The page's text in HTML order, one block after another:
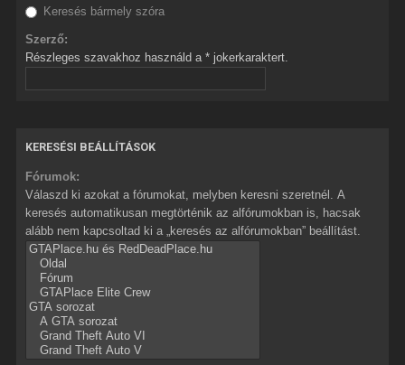
Keresés bármely szóra
Szerző:
Részleges szavakhoz használd a * jokerkaraktert.
KERESÉSI BEÁLLÍTÁSOK
Fórumok:
Válaszd ki azokat a fórumokat, melyben keresni szeretnél. A
keresés automatikusan megtörténik az alfórumokban is, hacsak
alább nem kapcsoltad ki a „keresés az alfórumokban” beállítást.